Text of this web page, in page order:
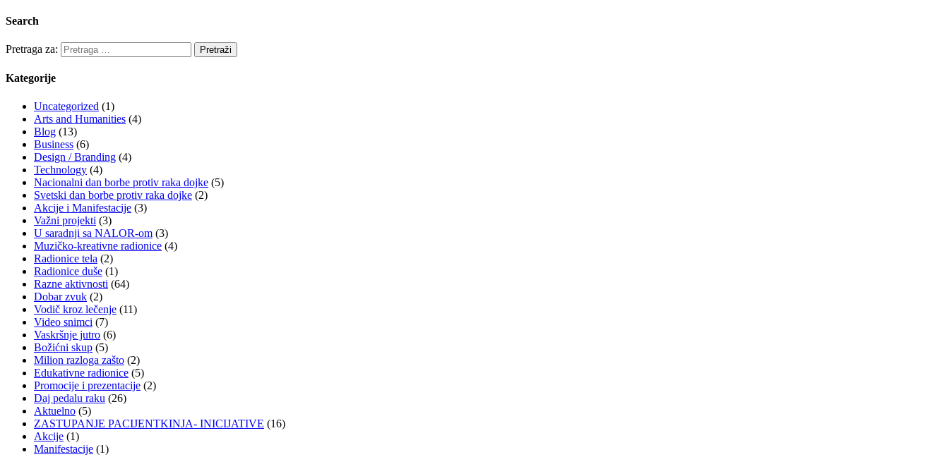
Search
Pretraga za:
Kategorije
Uncategorized (1)
Arts and Humanities (4)
Blog (13)
Business (6)
Design / Branding (4)
Technology (4)
Nacionalni dan borbe protiv raka dojke (5)
Svetski dan borbe protiv raka dojke (2)
Akcije i Manifestacije (3)
Važni projekti (3)
U saradnji sa NALOR-om (3)
Muzičko-kreativne radionice (4)
Radionice tela (2)
Radionice duše (1)
Razne aktivnosti (64)
Dobar zvuk (2)
Vodič kroz lečenje (11)
Video snimci (7)
Vaskršnje jutro (6)
Božićni skup (5)
Milion razloga zašto (2)
Edukativne radionice (5)
Promocije i prezentacije (2)
Daj pedalu raku (26)
Aktuelno (5)
ZASTUPANJE PACIJENTKINJA- INICIJATIVE (16)
Akcije (1)
Manifestacije (1)